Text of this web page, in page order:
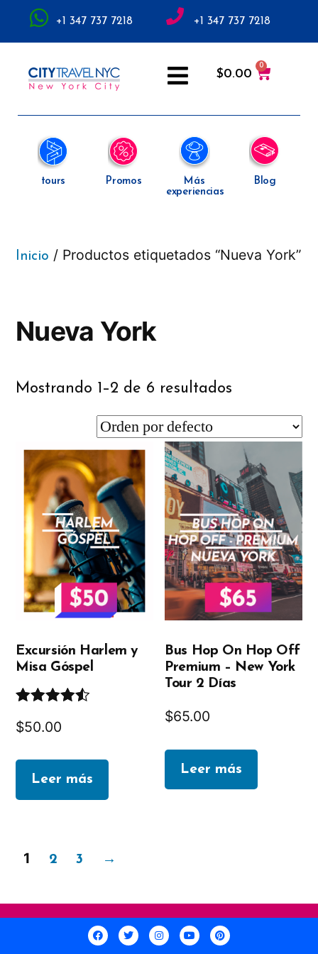
+1 347 737 7218 +1 347 737 7218
$0.00
tours Promos
Más
experiencias
Blog
Inicio / Productos etiquetados “Nueva York”
Nueva York
Mostrando 1–2 de 6 resultados
Excursión Harlem y
Misa Góspel
en4.50de
$50.00
Leer más
Bus Hop On Hop Off
Premium – New York
Tour 2 Días
$65.00
Leer más
1 2 3 →